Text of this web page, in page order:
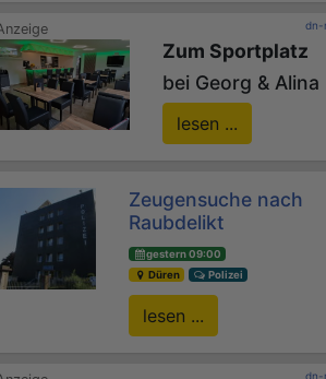
dn-
Zum Sportplatz
bei Georg & Alina
lesen ...
Zeugensuche nach
Raubdelikt
gestern 09:00
Düren
Polizei
lesen ...
dn-